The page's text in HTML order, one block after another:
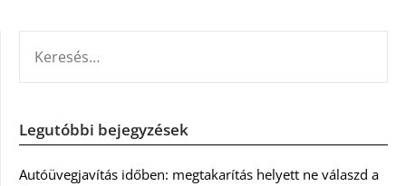
Legutóbbi bejegyzések
Autóüvegjavítás időben: megtakarítás helyett ne válaszd a